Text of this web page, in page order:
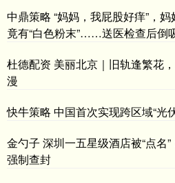
中鼎策略 “妈妈，我屁股好痒”，
竟有“白色粉末”……送医检查后倒
杜德配资 美丽北京｜旧轨逢繁花
漫
快牛策略 中国首次实现跨区域“光
金勺子 深圳一五星级酒店被“点名
强制查封